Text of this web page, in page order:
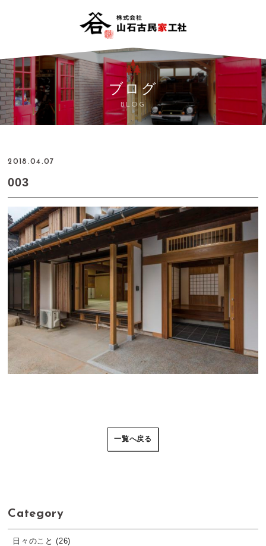
ブログ
BLOG
2018.04.07
003
一覧へ戻る
Category
日々のこと (26)